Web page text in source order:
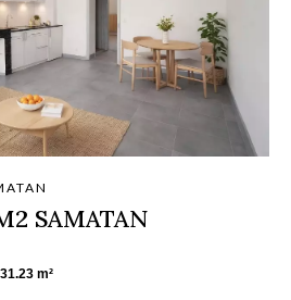
SAMATAN
31.23 m²